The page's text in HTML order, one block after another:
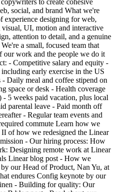
to create cohesive
social, and brand What we're
designing for web,
UI, motion and interactive
attention to detail, and a genuine
a small, focused team that
our work and the people we do it
- Competitive salary and equity -
early exercise in the US
Daily meal and coffee stipend on
space or desk - Health coverage
- 5 weeks paid vacation, plus local
parental leave - Paid month off
- Regular team events and
commute Learn how we
of how we redesigned the Linear
- Our hiring process: How
Designing remote work at Linear
Linear blog post - How we
our Head of Product, Nan Yu, at
endures Config keynote by our
- Building for quality: Our